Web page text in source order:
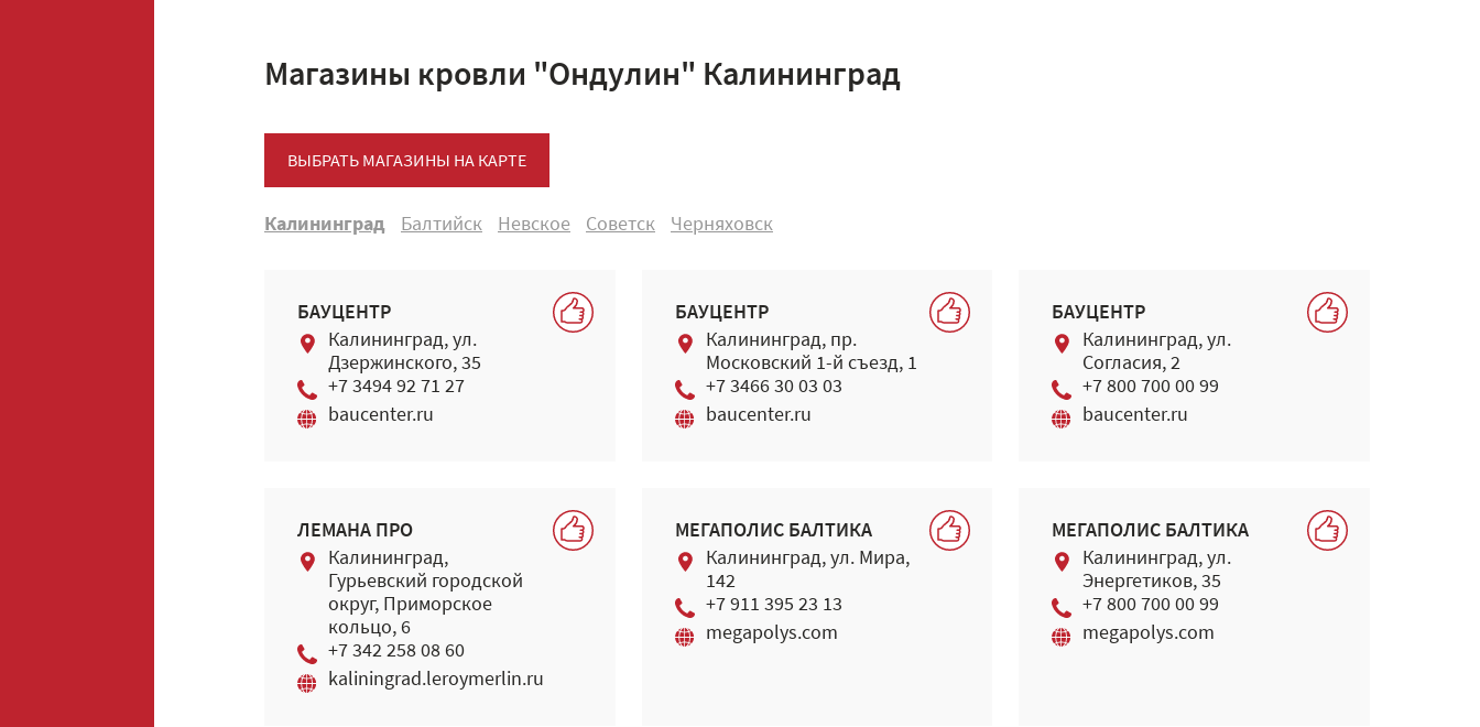
Магазины кровли "Ондулин" Калининград
ВЫБРАТЬ МАГАЗИНЫ НА КАРТЕ
Калининград Балтийск Невское Советск Черняховск
БАУЦЕНТР
Калининград, ул.
Дзержинского, 35
+7 3494 92 71 27
baucenter.ru
БАУЦЕНТР
Калининград, пр.
Московский 1-й съезд, 1
+7 3466 30 03 03
baucenter.ru
БАУЦЕНТР
Калининград, ул.
Согласия, 2
+7 800 700 00 99
baucenter.ru
ЛЕМАНА ПРО
Калининград,
Гурьевский городской
округ, Приморское
кольцо, 6
+7 342 258 08 60
kaliningrad.leroymerlin.ru
МЕГАПОЛИС БАЛТИКА
Калининград, ул. Мира,
142
+7 911 395 23 13
megapolys.com
МЕГАПОЛИС БАЛТИКА
Калининград, ул.
Энергетиков, 35
+7 800 700 00 99
megapolys.com